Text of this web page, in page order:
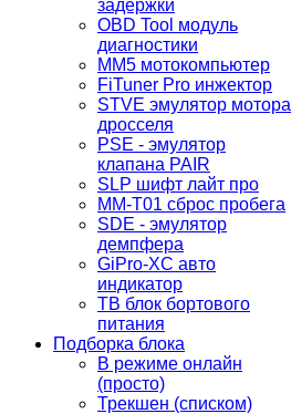
задержки
OBD Tool модуль
диагностики
MM5 мотокомпьютер
FiTuner Pro инжектор
STVE эмулятор мотора
дросселя
PSE - эмулятор
клапана PAIR
SLP шифт лайт про
MM-T01 сброс пробега
SDE - эмулятор
демпфера
GiPro-XC авто
индикатор
TB блок бортового
питания
Подборка блока
В режиме онлайн
(просто)
Трекшен (списком)